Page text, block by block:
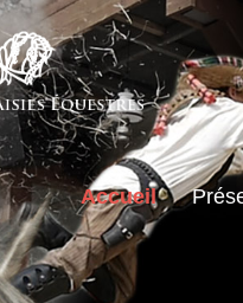
Accueil